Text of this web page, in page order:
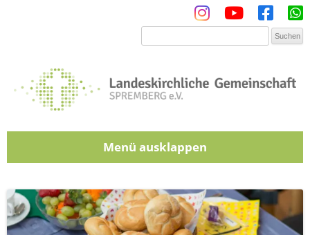
Menü